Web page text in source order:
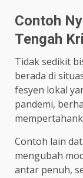
Contoh
Tengah
Tidak sedikit
berada di
fesyen lokal
pandemi,
Contoh lain
mengubah
antar penuh,